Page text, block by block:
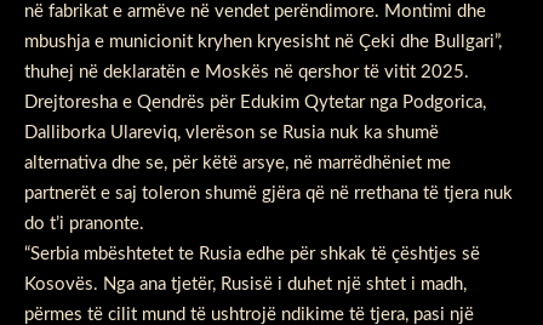
në fabrikat e armëve në vendet perëndimore. Montimi dhe
mbushja e municionit kryhen kryesisht në Çeki dhe Bullgari”,
thuhej në deklaratën e Moskës në qershor të vitit 2025.
Drejtoresha e Qendrës për Edukim Qytetar nga Podgorica,
Dalliborka Ulareviq, vlerëson se Rusia nuk ka shumë
alternativa dhe se, për këtë arsye, në marrëdhëniet me
partnerët e saj toleron shumë gjëra që në rrethana të tjera nuk
do t’i pranonte.
“Serbia mbështetet te Rusia edhe për shkak të çështjes së
Kosovës. Nga ana tjetër, Rusisë i duhet një shtet i madh,
përmes të cilit mund të ushtrojë ndikime të tjera, pasi një